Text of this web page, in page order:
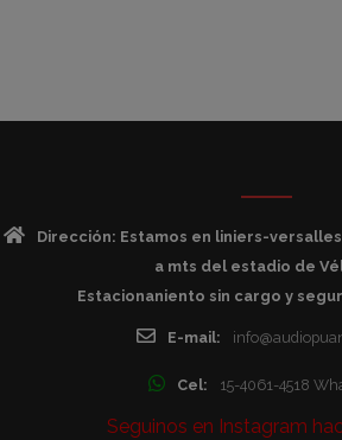
Dirección: Estamos en liniers-
a mts del estadio de
Estacionaniento sin cargo y
E-mail:
Cel: 15-4061-4518
Seguinos en Instagram